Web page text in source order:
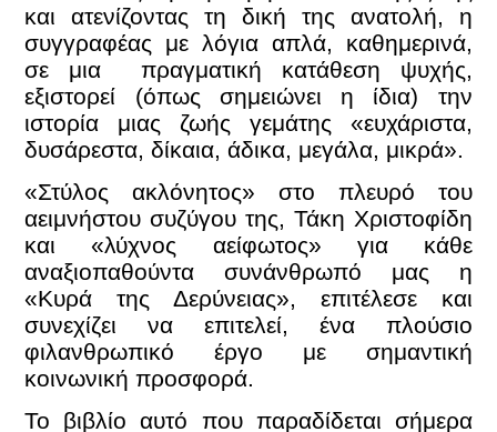
και ατενίζοντας τη δική της ανατολή, η
συγγραφέας με λόγια απλά, καθημερινά,
σε μια πραγματική κατάθεση ψυχής,
εξιστορεί (όπως σημειώνει η ίδια) την
ιστορία μιας ζωής γεμάτης «ευχάριστα,
δυσάρεστα, δίκαια, άδικα, μεγάλα, μικρά».
«Στύλος ακλόνητος» στο πλευρό του
αειμνήστου συζύγου της, Τάκη Χριστοφίδη
και «λύχνος αείφωτος» για κάθε
αναξιοπαθούντα συνάνθρωπό μας η
«Κυρά της Δερύνειας», επιτέλεσε και
συνεχίζει να επιτελεί, ένα πλούσιο
φιλανθρωπικό έργο με σημαντική
κοινωνική προσφορά.
Το βιβλίο αυτό που παραδίδεται σήμερα